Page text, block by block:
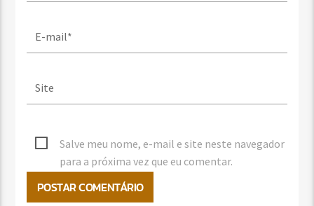
Salve meu nome, e-mail e site neste navegador
para a próxima vez que eu comentar.